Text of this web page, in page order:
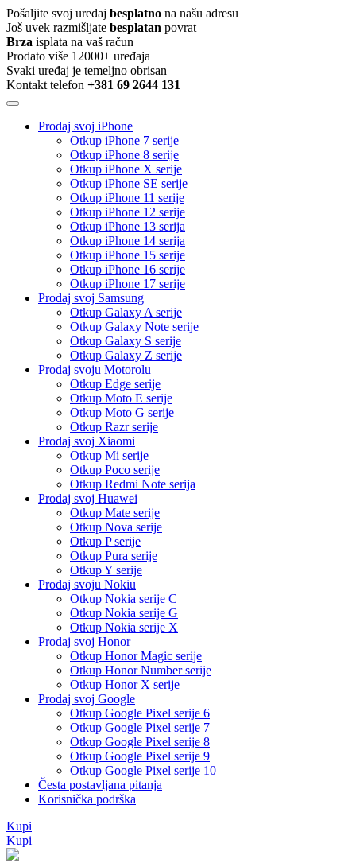
Pošaljite svoj uređaj besplatno na našu adresu
Još uvek razmišljate besplatan povrat
Brza isplata na vaš račun
Prodato više 12000+ uređaja
Svaki uređaj je temeljno obrisan
Kontakt telefon +381 69 2644 131
Prodaj svoj iPhone
Otkup iPhone 7 serije
Otkup iPhone 8 serije
Otkup iPhone X serije
Otkup iPhone SE serije
Otkup iPhone 11 serije
Otkup iPhone 12 serije
Otkup iPhone 13 serija
Otkup iPhone 14 serija
Otkup iPhone 15 serije
Otkup iPhone 16 serije
Otkup iPhone 17 serije
Prodaj svoj Samsung
Otkup Galaxy A serije
Otkup Galaxy Note serije
Otkup Galaxy S serije
Otkup Galaxy Z serije
Prodaj svoju Motorolu
Otkup Edge serije
Otkup Moto E serije
Otkup Moto G serije
Otkup Razr serije
Prodaj svoj Xiaomi
Otkup Mi serije
Otkup Poco serije
Otkup Redmi Note serija
Prodaj svoj Huawei
Otkup Mate serije
Otkup Nova serije
Otkup P serije
Otkup Pura serije
Otkup Y serije
Prodaj svoju Nokiu
Otkup Nokia serije C
Otkup Nokia serije G
Otkup Nokia serije X
Prodaj svoj Honor
Otkup Honor Magic serije
Otkup Honor Number serije
Otkup Honor X serije
Prodaj svoj Google
Otkup Google Pixel serije 6
Otkup Google Pixel serije 7
Otkup Google Pixel serije 8
Otkup Google Pixel serije 9
Otkup Google Pixel serije 10
Česta postavljana pitanja
Korisnička podrška
Kupi
Kupi